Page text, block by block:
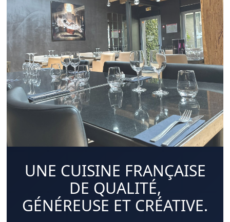
UNE CUISINE FRANÇAISE
DE QUALITÉ,
GÉNÉREUSE ET CRÉATIVE.